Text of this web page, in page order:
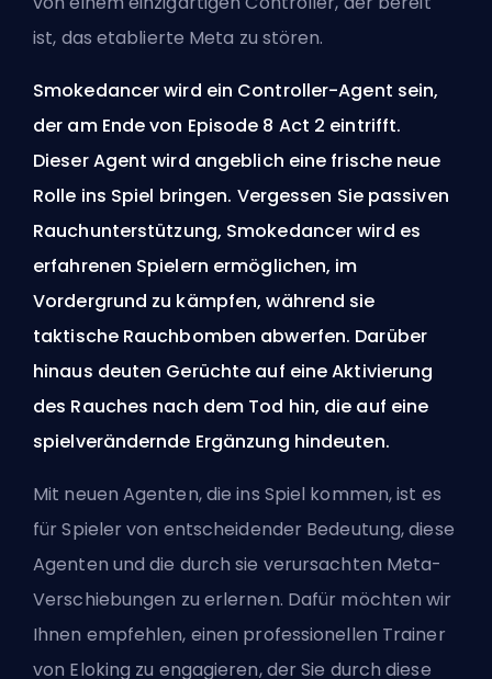
ist, das etablierte Meta zu stören.
Smokedancer wird ein Controller-Agent sein,
der am Ende von Episode 8 Act 2 eintrifft.
Dieser Agent wird angeblich eine frische neue
Rolle ins Spiel bringen. Vergessen Sie passiven
Rauchunterstützung, Smokedancer wird es
erfahrenen Spielern ermöglichen, im
Vordergrund zu kämpfen, während sie
taktische Rauchbomben abwerfen. Darüber
hinaus deuten Gerüchte auf eine Aktivierung
des Rauches nach dem Tod hin, die auf eine
spielverändernde Ergänzung hindeuten.
Mit neuen Agenten, die ins Spiel kommen, ist es
für Spieler von entscheidender Bedeutung, diese
Agenten und die durch sie verursachten Meta-
Verschiebungen zu erlernen. Dafür möchten wir
Ihnen empfehlen, einen professionellen Trainer
von Eloking zu engagieren, der Sie durch diese